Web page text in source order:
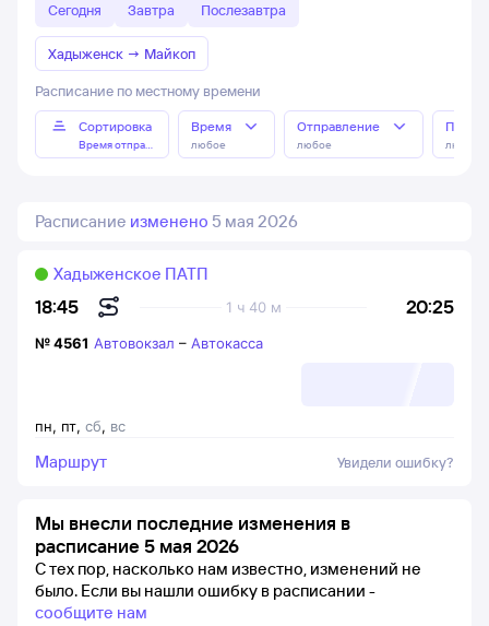
Сегодня Завтра Послезавтра
Хадыженск → Майкоп
Расписание по местному времени
Сортировка
Время отправления
Время
любое
Отправление
любое любое
Расписание изменено 5 мая 2026
18:45 20:25
1 ч 40 м
Хадыженское ПАТП
пн, пт, сб, вс
№4561 Автовокзал – Автокасса
Маршрут Увидели ошибку?
Мы внесли последние изменения в
расписание 5 мая 2026
С тех пор, насколько нам известно, изменений не
было. Если вы нашли ошибку в расписании -
сообщите нам